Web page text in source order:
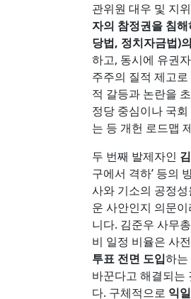
관위원 대우 및 지
자의 참정권을 침
당법, 정치자금법)
하고, 동시에 유권
주주의 질적 제고
적 갈등과 논란을
정당 중심이나 국
는 등 개헌 로드맵
두 번째 발제자인
구에서 격하’ 등의
사와 기소의 공정
운 사안인지 의문
니다. 김준우 사무
비 일정 비율은 사
투표 전면 도입하는
바꾼다고 해결되는
다. 구체적으로 익